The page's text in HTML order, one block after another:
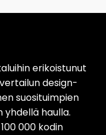
erikoistunut
design-
suosituimpien
yhdellä haulla.
000 kodin